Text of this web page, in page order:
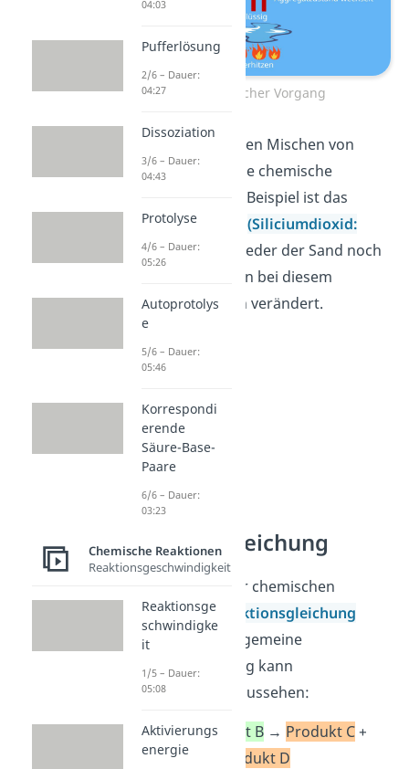
Physikalischer Vorgang
Auch beim einfachen Mischen von
Stoffen findet keine chemische
Reaktion statt. Ein Beispiel ist das
Mischen von Sand(Siliciumdioxid:
SiO2)in Wasser. Weder der Sand noch
das Wasser werden bei diesem
Vorgang chemisch verändert.
Reaktionsgleichung
Du kannst zu einer chemischen
Reaktion eineReaktionsgleichung
aufstellen. Eine allgemeine
Reaktionsgleichung kann
folgendermaßen aussehen:
Edukt A+Edukt B→ Produkt C+
Produkt D
04:03
Pufferlösung
2/6 – Dauer:
04:27
Dissoziation
3/6 – Dauer:
04:43
Protolyse
4/6 – Dauer:
05:26
Autoprotolys
e
5/6 – Dauer:
05:46
Korrespondi
erende
Säure-Base-
Paare
6/6 – Dauer:
03:23
Chemische Reaktionen
Reaktionsgeschwindigkeit
Reaktionsge
schwindigke
it
1/5 – Dauer:
05:08
Aktivierungs
energie